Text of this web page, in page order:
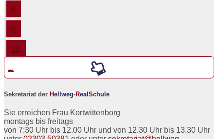
8
9
10
Sekretariat der Hellweg-RealSchule
Sie erreichen Frau Kortwittenborg
montags bis freitags
von 7:30 Uhr bis 12.00 Uhr und von 12.30 Uhr bis 13.30 Uhr